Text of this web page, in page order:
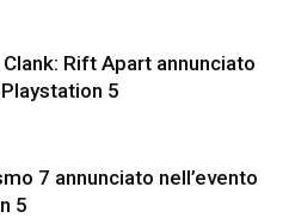
Rift Apart annunciato
5
7 annunciato nell’evento
5